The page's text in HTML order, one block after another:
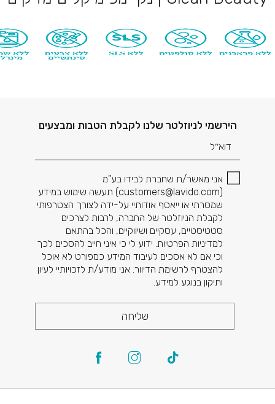
הירשמי לניוזלטר שלנו לקבלת הטבות ומבצעים
דוא׳׳ל
אני מאשר/ת שחברת לבידו בע"מ
(
customers@lavido.com) תעשה שימוש במידע
שמסרתי או ייאסף אודותיי על-ידה לצורך הצטרפותי
לקבלת הניוזלטר של החברה, לרבות לצרכים
סטטיסטיים, עסקיים ושיווקיים, והכל בהתאם
למדיניות הפרטיות. ידוע לי כי איני חייב להסכים לכך
וכי אם לא אסכים לעיבוד המידע כמפורט לא אוכל
להצטרף לרשימת הדיוור. אני מודע/ת לזכויותיי לעיון
ותיקון בנוגע למידע.
שליחה